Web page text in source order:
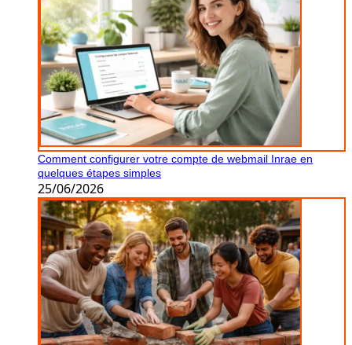
Comment configurer votre compte de webmail Inrae en
quelques étapes simples
25/06/2026